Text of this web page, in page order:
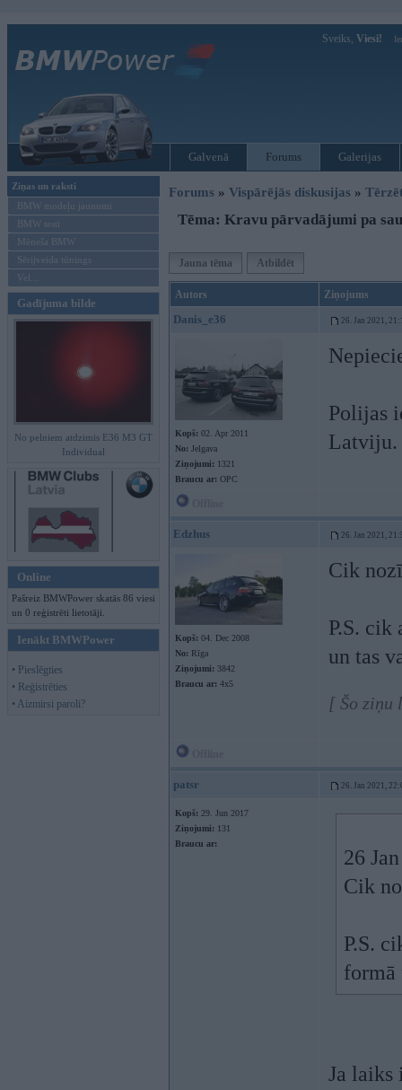
Sveiks, Viesi!
Galvenā Forums Galerijas
Ziņas un raksti
BMW modeļu jaunumi
BMW testi
Mēneša BMW
Sērijveida tūnings
Vel...
Gadījuma bilde
No pelniem atdzimis E36 M3 GT
Individual
Online
Pašreiz BMWPower skatās 86 viesi
un 0 reģistrēti lietotāji.
Ienākt BMWPower
• Pieslēgties
• Reģistrēties
• Aizmirsi paroli?
Forums » Vispārējās diskusijas »
Tēma: Kravu pārvadājumi pa
Jauna tēma Atbildēt
Autors Ziņojums
Danis_e36 26. Jan 2021,
Kopš: 02. Apr 2011
No: Jelgava
Ziņojumi: 1321
Braucu ar: OPC
Polijas
Latviju.
Edzhus 26. Jan 2021,
Kopš: 04. Dec 2008
No: Rīga
Ziņojumi: 3842
Braucu ar: 4x5
Cik
P.S. cik
un tas
[ Šo ziņu
patsr 26. Jan 2021,
Kopš: 29. Jun 2017
Ziņojumi: 131
Braucu ar:
26
Cik
P.S.
formā
Ja laiks